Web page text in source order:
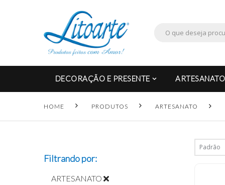
DECORAÇÃO E PRESENTE ARTESANATO
HOME PRODUTOS ARTESANATO
Filtrando por:
ARTESANATO